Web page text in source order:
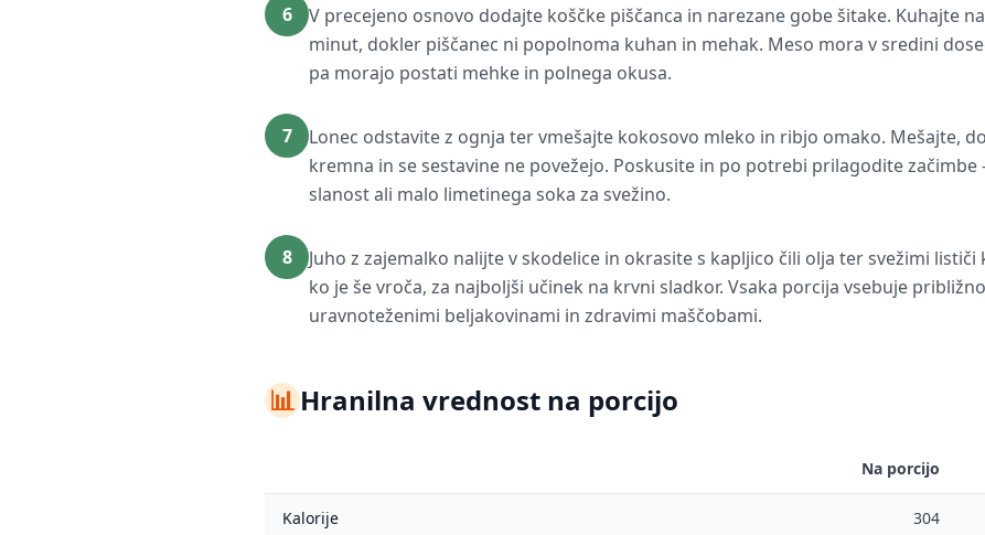
6
V precejeno osnovo dodajte koščke piščanca in narezane gobe šitake. Kuhajte
minut, dokler piščanec ni popolnoma kuhan in mehak. Meso mora v sredini
pa morajo postati mehke in polnega okusa.
7
Lonec odstavite z ognja ter vmešajte kokosovo mleko in ribjo omako. Mešajte,
kremna in se sestavine ne povežejo. Poskusite in po potrebi prilagodite začimbe
slanost ali malo limetinega soka za svežino.
8
Juho z zajemalko nalijte v skodelice in okrasite s kapljico čili olja ter svežimi
ko je še vroča, za najboljši učinek na krvni sladkor. Vsaka porcija vsebuje
uravnoteženimi beljakovinami in zdravimi maščobami.
📊Hranilna vrednost na porcijo
Na porcijo
Kalorije 304